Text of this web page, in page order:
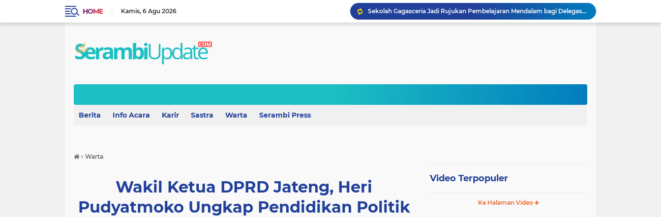
HOME Kamis 6 Agu 2026
Sekolah Gagasceria Jadi Rujukan Pembelajaran Mendalam bagi Delegasi Malaysia
PJJ Diperluas, Kemendikdasmen Gandeng Pemda Jangkau Anak Tidak Sekolah
Uhamka Kuatkan Komitmen Inovasi Riset dalam Industri dengan PT. Pertamina
Berita Info Acara Karir Sastra Warta Serambi Press
› Warta
Wakil Ketua DPRD Jateng, Heri
Pudyatmoko Ungkap Pendidikan Politik
Video Terpopuler
Ke Halaman Video